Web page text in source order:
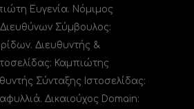
Ευγενία. Νόμιμος
Σύμβουλος:
Διευθυντής &
Καμπιώτης
Σύνταξης Ιστοσελίδας:
Δικαιούχος Domain: